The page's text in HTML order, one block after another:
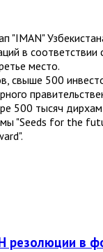
"IMAN"
в соответствии
место.
свыше 500
500 тысяч
"Seeds for the
резолюции в